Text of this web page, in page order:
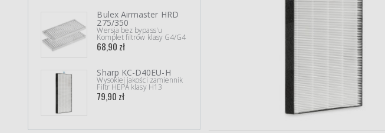
Bulex Airmaster HRD
275/350
Wersja bez bypass'u
Komplet filtrów klasy G4/G4
68,90 zł
Sharp KC-D40EU-H
Wysokiej jakości zamiennik
Filtr HEPA klasy H13
79,90 zł
WANAS 615H 615V
Wysokiej jakości zamiennik
Pojedynczy filtr klasy M5
Sharp KC-A50EU-W
Wysokiej jakości zamienniki
Filtr nawilżający